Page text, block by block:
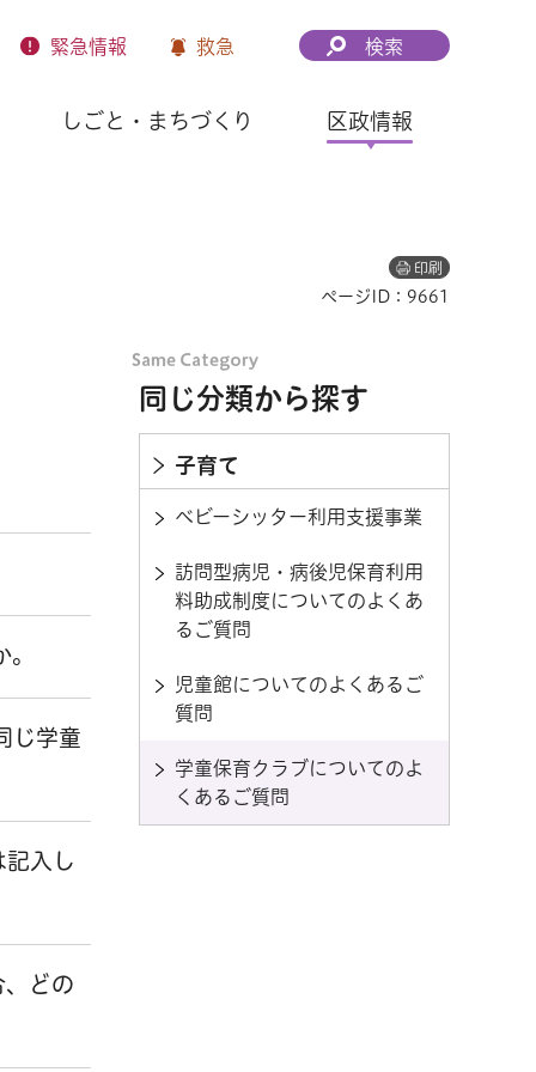
緊急情報 救急 検索
しごと・まちづくり 区政情報
印刷
ページID：9661
じ学童
入し
どの
同じ分類から探す
子育て
ベビーシッター利用支援事業
訪問型病児・病後児保育利用
料助成制度についてのよくあ
るご質問
児童館についてのよくあるご
質問
学童保育クラブについてのよ
くあるご質問